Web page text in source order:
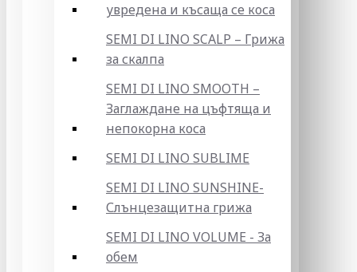
увредена и късаща се коса
SEMI DI LINO SCALP – Грижа
за скалпа
SEMI DI LINO SMOOTH –
Заглаждане на цъфтяща и
непокорна коса
SEMI DI LINO SUBLIME
SEMI DI LINO SUNSHINE-
Слънцезащитна грижа
SEMI DI LINO VOLUME - За
обем